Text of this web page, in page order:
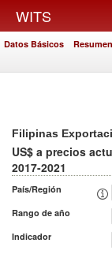
WITS
Datos Básicos Resumen
Filipinas
US$ a precios
2017-2021
País/Región
Rango de año
Indicador